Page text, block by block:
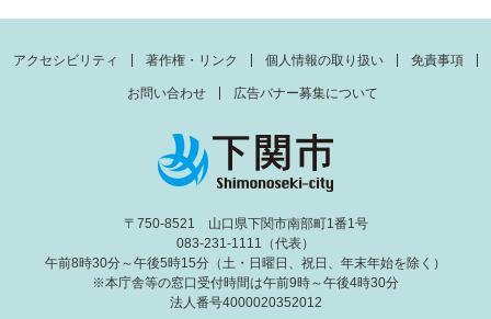
アクセシビリティ 著作権・リンク 個人情報の取り扱い 免責事項
お問い合わせ 広告バナー募集について
〒750-8521 山口県下関市南部町1番1号
083-231-1111（代表）
午前8時30分～午後5時15分（土・日曜日、祝日、年末年始を除く）
※本庁舎等の窓口受付時間は午前9時～午後4時30分
法人番号4000020352012